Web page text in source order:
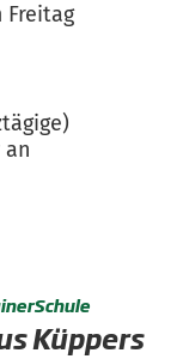
Freitag
an
Küppers